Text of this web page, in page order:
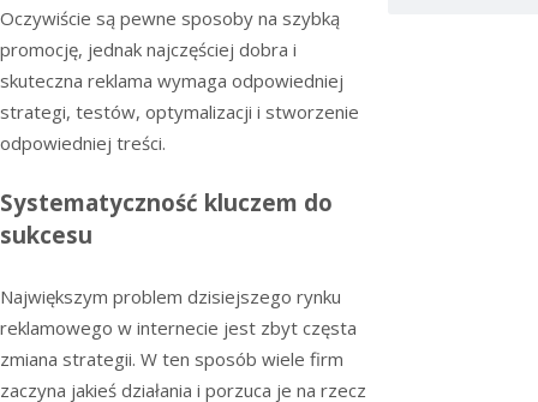
Oczywiście są pewne sposoby na szybką
promocję, jednak najczęściej dobra i
skuteczna reklama wymaga odpowiedniej
strategi, testów, optymalizacji i stworzenie
odpowiedniej treści.
Systematyczność kluczem do
sukcesu
Największym problem dzisiejszego rynku
reklamowego w internecie jest zbyt częsta
zmiana strategii. W ten sposób wiele firm
zaczyna jakieś działania i porzuca je na rzecz